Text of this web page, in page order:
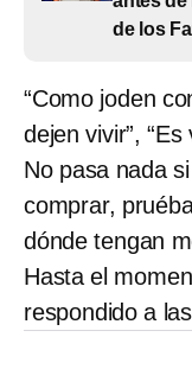
de los
“Como joden
dejen vivir”,
No pasa nada
comprar,
dónde tengan
Hasta el
respondido a